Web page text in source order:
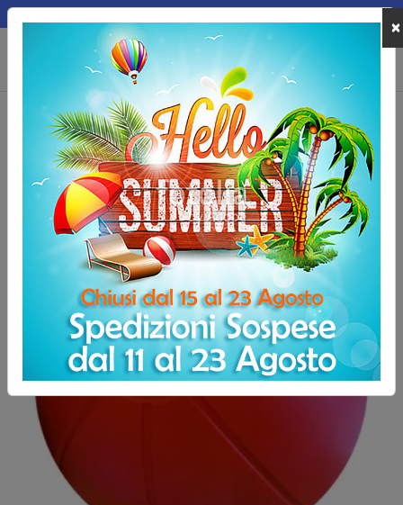
MEPA
Home Allenamento e Fitness Palle Mediche Palla medica New
Palla medica New Nemo - 1 kg
-4,10 €
×